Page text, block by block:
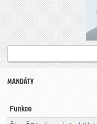
MANDÁTY
Funkce